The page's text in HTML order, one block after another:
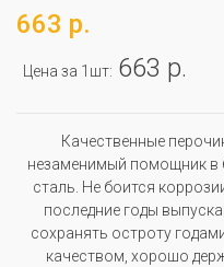
663 р.
Цена за 1шт: 663 р.
Качественные
незаменимый помощник в
сталь. Не боится
последние годы
сохранять остроту
качеством, хорошо